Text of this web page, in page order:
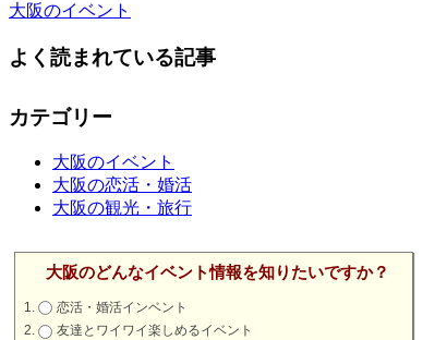
大阪のイベント
よく読まれている記事
カテゴリー
大阪のイベント
大阪の恋活・婚活
大阪の観光・旅行
大阪のどんなイベント情報を知りたいですか？
恋活・婚活インベント
友達とワイワイ楽しめるイベント